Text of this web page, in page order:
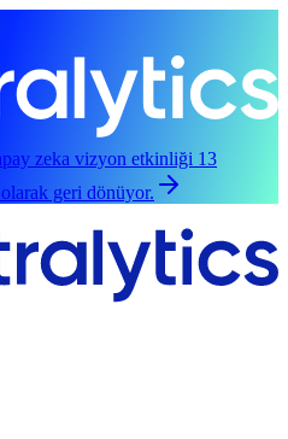
zeka vizyon etkinliği 13
geri dönüyor.